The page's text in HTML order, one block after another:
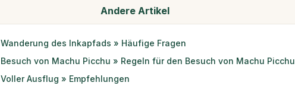
Andere Artikel
Wanderung des Inkapfads » Häufige Fragen
Besuch von Machu Picchu » Regeln für den Besuch von Machu Picchu
Voller Ausflug » Empfehlungen